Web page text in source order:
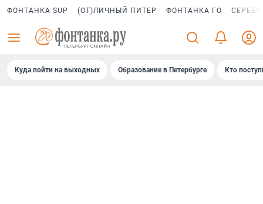
ФОНТАНКА SUP (ОТ)ЛИЧНЫЙ ПИТЕР ФОНТАНКА ГО
Куда пойти на выходных Образование в Петербурге Кто